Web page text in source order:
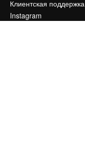
Клиентская поддержка
Instagram